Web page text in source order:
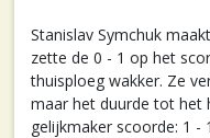
Stanislav Symchuk
zette de 0 - 1 op het
thuisploeg wakker. Ze
maar het duurde tot het
gelijkmaker scoorde: 1 -